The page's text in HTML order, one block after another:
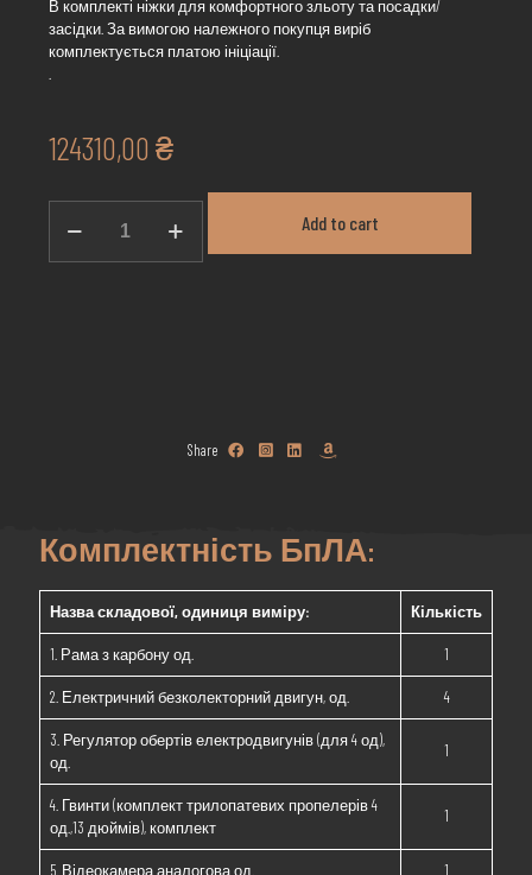
В комплекті ніжки для комфортного зльоту та посадки/
засідки. За вимогою належного покупця виріб
комплектується платою ініціації.
124310,00 ₴
1330
Add to cart
Share
Комплектність БпЛА:
Назва складової, одиниця виміру: Кількість
1. Рама з карбону од. 1
2. Електричний безколекторний двигун, од. 4
3. Регулятор обертів електродвигунів (для 4 од),
од.
1
4. Гвинти (комплект трилопатевих пропелерів 4
од.,13 дюймів), комплект
1
5. Відеокамера аналогова од. 1